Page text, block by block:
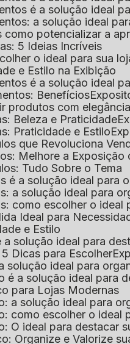
é a solução ideal
a solução ideal
como potencializar a
5 Ideias Incríveis
o ideal para sua
e Estilo na Exibição
é a solução ideal
Benefícios
produtos com
Beleza e Praticidade
Praticidade e Estilo
que Revoluciona
Melhore a
Tudo Sobre o Tema
é a solução ideal para
a solução ideal para
como escolher o ideal
Ideal para
e Estilo
a solução ideal para
Dicas para Escolher
solução ideal para
é a solução ideal
para Lojas Modernas
a solução ideal para
como escolher o ideal
O ideal para destacar
Organize e Valorize